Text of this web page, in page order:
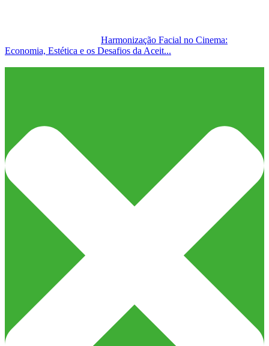
Harmonização Facial no Cinema:
Economia, Estética e os Desafios da Aceit...